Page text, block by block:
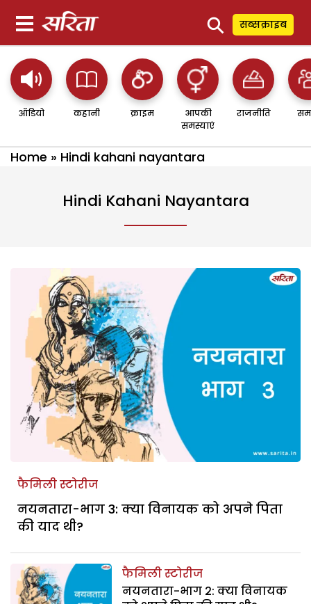
⚲ सब्सक्राइब
ऑडियो कहानी क्राइम
आपकी
समस्याएं
राजनीति
Home » Hindi kahani nayantara
Hindi Kahani Nayantara
फैमिली स्टोरीज
नयनतारा-भाग 3: क्या विनायक को अपने पिता
की याद थी?
फैमिली स्टोरीज
नयनतारा-भाग 2: क्या विनायक